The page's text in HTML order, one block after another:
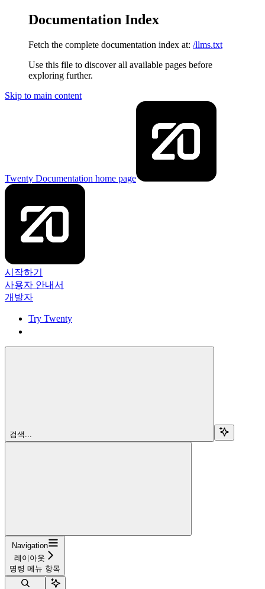
Documentation Index
Fetch the complete documentation index at: /llms.txt
Use this file to discover all available pages before
exploring further.
Skip to main content
Twenty Documentation home page
시작하기
사용자 안내서
개발자
Try Twenty
검색...
Navigation
레이아웃
명령 메뉴 항목